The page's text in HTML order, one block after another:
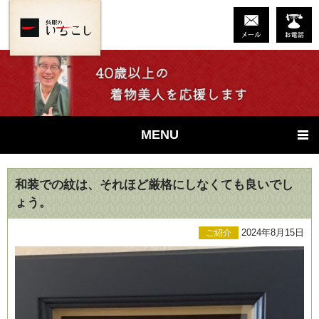
MENU
和装での紋は、それほど厳格にしなくても良いでし
ょう。
ご紹介 2024年8月15日